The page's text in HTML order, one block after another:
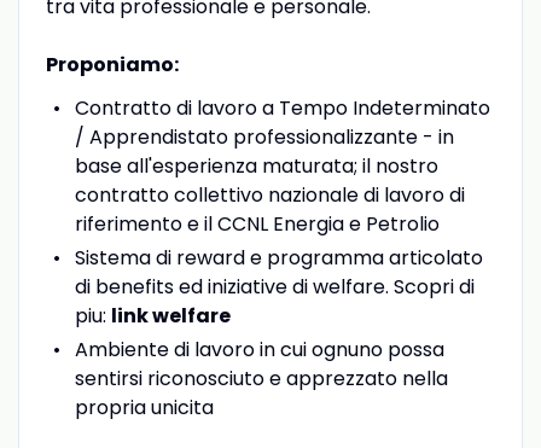
tra vita professionale e personale.
Proponiamo:
Contratto di lavoro a Tempo Indeterminato
/ Apprendistato professionalizzante - in
base all'esperienza maturata; il nostro
contratto collettivo nazionale di lavoro di
riferimento e il CCNL Energia e Petrolio
Sistema di reward e programma articolato
di benefits ed iniziative di welfare. Scopri di
piu: link welfare
Ambiente di lavoro in cui ognuno possa
sentirsi riconosciuto e apprezzato nella
propria unicita